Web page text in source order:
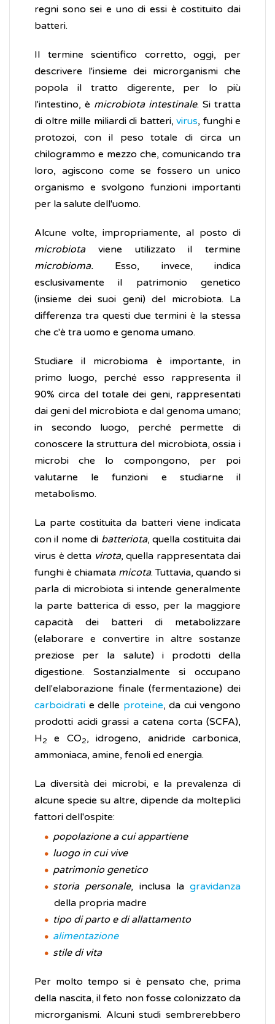
regni sono sei e uno di essi è costituito dai
batteri.
Il termine scientifico corretto, oggi, per
descrivere l'insieme dei microrganismi che
popola il tratto digerente, per lo più
l'intestino, è microbiota intestinale. Si tratta
di oltre mille miliardi di batteri, virus, funghi e
protozoi, con il peso totale di circa un
chilogrammo e mezzo che, comunicando tra
loro, agiscono come se fossero un unico
organismo e svolgono funzioni importanti
per la salute dell'uomo.
Alcune volte, impropriamente, al posto di
microbiotaviene utilizzato il termine
microbioma. Esso, invece, indica
esclusivamente il patrimonio genetico
(insieme dei suoi geni) del microbiota. La
differenza tra questi due termini è la stessa
che c'è tra uomo e genoma umano.
Studiare il microbioma è importante, in
primo luogo, perché esso rappresenta il
90% circa del totale dei geni, rappresentati
dai geni del microbiota e dal genoma umano;
in secondo luogo, perché permette di
conoscere la struttura del microbiota, ossia i
microbi che lo compongono, per poi
valutarne le funzioni e studiarne il
metabolismo.
La parte costituita da batteri viene indicata
con il nome di batteriota, quella costituita dai
virus è detta virota, quella rappresentata dai
funghi è chiamata micota. Tuttavia, quando si
parla di microbiota si intende generalmente
la parte batterica di esso, per la maggiore
capacità dei batteri di metabolizzare
(elaborare e convertire in altre sostanze
preziose per la salute) i prodotti della
digestione. Sostanzialmente si occupano
dell'elaborazione finale (fermentazione) dei
carboidrati e delle proteine, da cui vengono
prodotti acidi grassi a catena corta (SCFA),
H2 e CO2, idrogeno, anidride carbonica,
ammoniaca, amine, fenoli ed energia.
La diversità dei microbi, e la prevalenza di
alcune specie su altre, dipende da molteplici
fattori dell'ospite:
popolazione a cui appartiene
luogo in cui vive
patrimonio genetico
storia personale, inclusa la gravidanza
della propria madre
tipo di parto e di allattamento
alimentazione
stile di vita
Per molto tempo si è pensato che, prima
della nascita, il feto non fosse colonizzato da
microrganismi. Alcuni studi sembrerebbero